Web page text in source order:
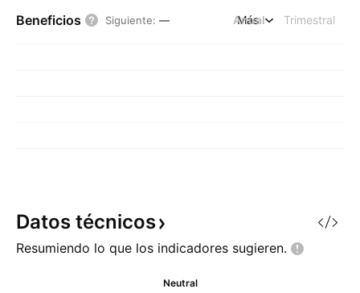
Beneficios Siguiente: — Anual Trimestral
Más
Datos técnicos
Resumiendo lo que los indicadores sugieren.
Neutral